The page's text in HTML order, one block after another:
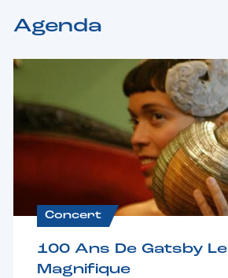
Agenda
Concert
100 Ans De Gatsby Le
Magnifique